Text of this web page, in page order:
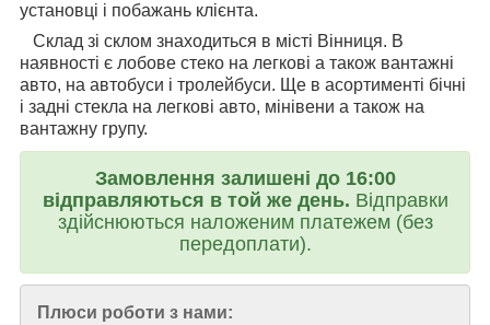
установці і побажань клієнта.
Склад зі склом знаходиться в місті Вінниця. В
наявності є лобове стеко на легкові а також вантажні
авто, на автобуси і тролейбуси. Ще в асортименті бічні
і задні стекла на легкові авто, мінівени а також на
вантажну групу.
Замовлення залишені до 16:00
відправляються в той же день. Відправки
здійснюються наложеним платежем (без
передоплати).
Плюси роботи з нами: